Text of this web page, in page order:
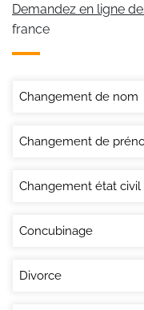
Demandez en ligne
france
Changement de nom
Changement de
Changement état civil
Concubinage
Divorce